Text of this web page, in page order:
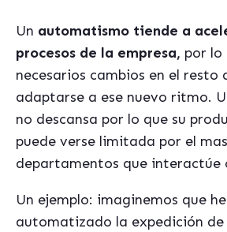
Un automatismo tiende a
procesos de la empresa, por lo
necesarios cambios en el resto
adaptarse a ese nuevo ritmo.
no descansa por lo que su
puede verse limitada por el
departamentos que interactúe
Un ejemplo: imaginemos que
automatizado la expedición de